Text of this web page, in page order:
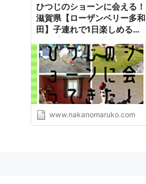
ひつじのショーンに会える！
滋賀県【ローザンベリー多和
田】子連れで1日楽しめる遊
くまるく
www.nakanomaruko.com